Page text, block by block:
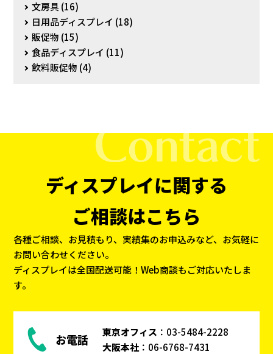
文房具(16)
日用品ディスプレイ (18)
販促物 (15)
食品ディスプレイ (11)
飲料販促物 (4)
ディスプレイに関する
ご相談はこちら
各種ご相談、お見積もり、実績集のお申込みなど、お気軽に
お問い合わせください。
ディスプレイは全国配送可能！Web商談もご対応いたしま
す。
お電話 東京オフィス ： 03-5484-2228
大阪本社： 06-6768-7431